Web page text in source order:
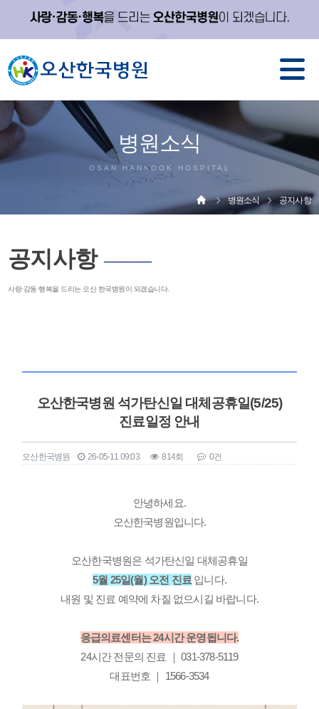
병원소식
OSAN HANKOOK HOSPITAL
병원소식 공지사항
공지사항 ─────
사랑·감동·행복을 드리는 오산 한국병원이 되겠습니다.
오산한국병원 석가탄신일 대체공휴일(5/25)
진료일정 안내
오산한국병원 26-05-11 09:03 814회 0건
안녕하세요.
오산한국병원입니다.
오산한국병원은 석가탄신일 대체공휴일
5월 25일(월) 오전 진료 입니다.
내원 및 진료 예약에 차질 없으시길 바랍니다.
응급의료센터는 24시간 운영됩니다.
24시간 전문의 진료 ｜ 031-378-5119
대표번호 ｜ 1566-3534